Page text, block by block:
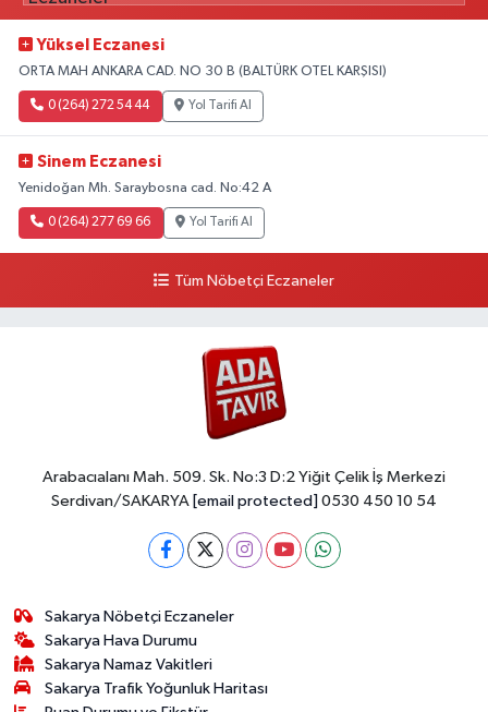
Yüksel Eczanesi
ORTA MAH ANKARA CAD. NO 30 B (BALTÜRK OTEL KARŞISI)
0 (264) 272 54 44 Yol Tarifi Al
Sinem Eczanesi
Yenidoğan Mh. Saraybosna cad. No:42 A
0 (264) 277 69 66 Yol Tarifi Al
Tüm Nöbetçi Eczaneler
Arabacıalanı Mah. 509. Sk. No:3 D:2 Yiğit Çelik İş Merkezi
Serdivan/SAKARYA [email protected] 0530 450 10 54
Sakarya Nöbetçi Eczaneler
Sakarya Hava Durumu
Sakarya Namaz Vakitleri
Sakarya Trafik Yoğunluk Haritası